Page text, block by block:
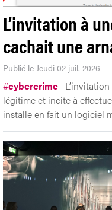
L’invitation à
cachait une
Publié le Jeudi 02 juil. 2026
#cybercrime
légitime et incite à
installe en fait un logiciel